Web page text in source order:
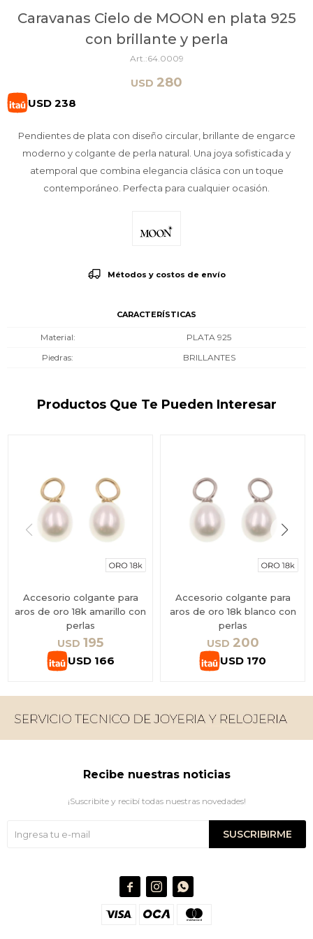
Caravanas Cielo de MOON en plata 925
con brillante y perla
64.0009
USD 280
USD 238
Pendientes de plata con diseño circular, brillante de engarce
moderno y colgante de perla natural. Una joya sofisticada y
atemporal que combina elegancia clásica con un toque
contemporáneo. Perfecta para cualquier ocasión.
Métodos y costos de envío
CARACTERÍSTICAS
Material
PLATA 925
Piedras
BRILLANTES
Productos Que Te Pueden Interesar
Accesorio colgante para
aros de oro 18k amarillo con
perlas
USD 195
USD 166
Accesorio colgante para
aros de oro 18k blanco con
perlas
USD 200
USD 170
Recibe nuestras noticias
¡Suscribite y recibí todas nuestras novedades!
SUSCRIBIRME
  